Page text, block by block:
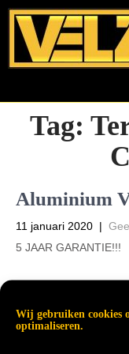
Wij gebruiken cookies
optimaliseren.
Tag:
Aluminium
11 januari 2020 |
5 JAAR GARANTIE!!!
Read More →